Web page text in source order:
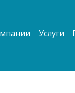
Услуги